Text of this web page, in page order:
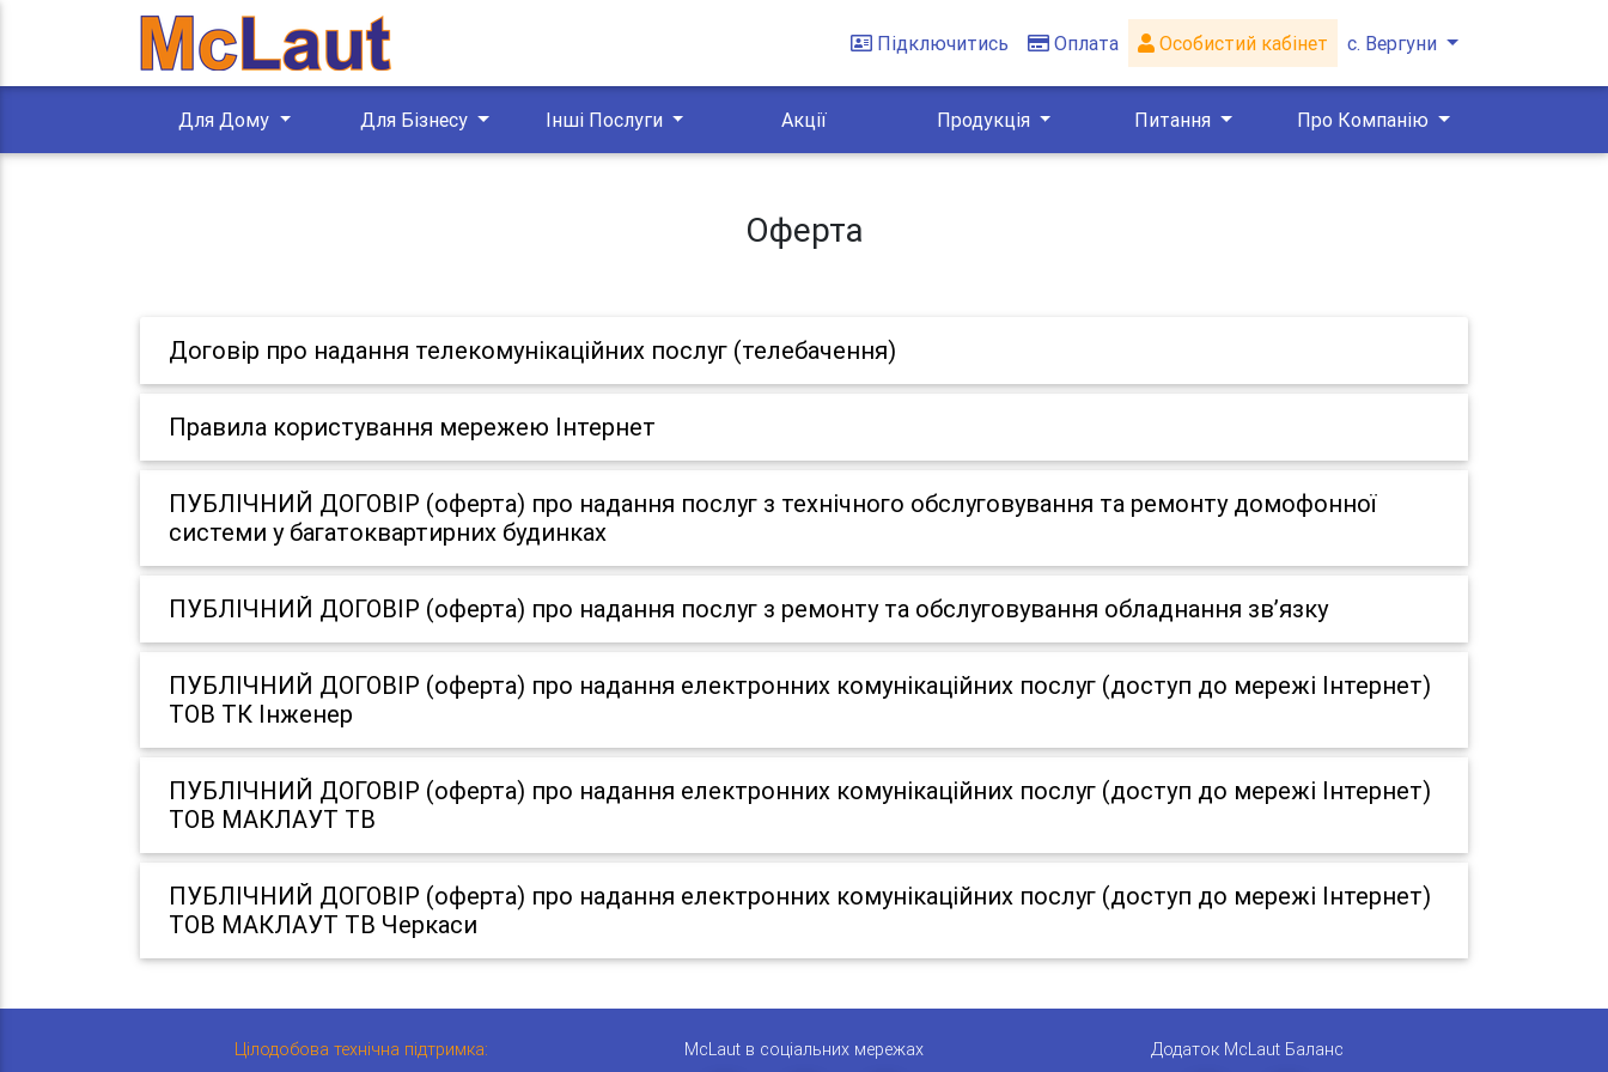
Підключитись Оплата Особистий кабінет с. Вергуни
Для Дому Для Бізнесу Інші Послуги Акції Продукція Питання Про Компанію
Оферта
Договір про надання телекомунікаційних послуг (телебачення)
Правила користування мережею Інтернет
ПУБЛІЧНИЙ ДОГОВІР (оферта) про надання послуг з технічного обслуговування та ремонту домофонної
системи у багатоквартирних будинках
ПУБЛІЧНИЙ ДОГОВІР (оферта) про надання послуг з ремонту та обслуговування обладнання зв’язку
ПУБЛІЧНИЙ ДОГОВІР (оферта) про надання електронних комунікаційних послуг (доступ до мережі Інтернет)
ТОВ ТК Інженер
ПУБЛІЧНИЙ ДОГОВІР (оферта) про надання електронних комунікаційних послуг (доступ до мережі Інтернет)
ТОВ МАКЛАУТ ТВ
ПУБЛІЧНИЙ ДОГОВІР (оферта) про надання електронних комунікаційних послуг (доступ до мережі Інтернет)
ТОВ МАКЛАУТ ТВ Черкаси
Цілодобова технічна підтримка: McLaut в соціальних мережах Додаток McLaut Баланс